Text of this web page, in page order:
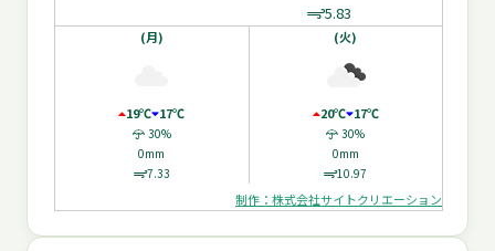
5.83
(月)
19℃ 17℃
30%
0mm
7.33
(火)
20℃ 17℃
30%
0mm
10.97
制作：株式会社サイトクリエーション